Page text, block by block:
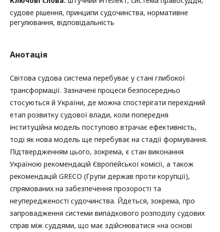
судове рішення, принципи судочинства, нормативне
регулювання, відповідальність
Анотація
Світова судова система перебуває у стані глибокої
трансформації. Зазначені процеси безпосередньо
стосуються й України, де можна спостерігати перехідний
етап розвитку судової влади, коли попередня
інституційна модель поступово втрачає ефективність,
тоді як нова модель ще перебуває на стадії формування.
Підтвердженням цього, зокрема, є стан виконання
Україною рекомендацій Європейської комісії, а також
рекомендацій GRECO (Групи держав проти корупції),
спрямованих на забезпечення прозорості та
неупередженості судочинства. Йдеться, зокрема, про
запровадження системи випадкового розподілу судових
справ між суддями, що має здійснюватися «на основі